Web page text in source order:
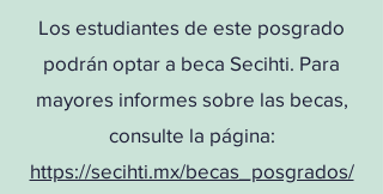
Los estudiantes de este posgrado
podrán optar a beca Secihti. Para
mayores informes sobre las becas,
consulte la página:
https://secihti.mx/becas_posgrados/